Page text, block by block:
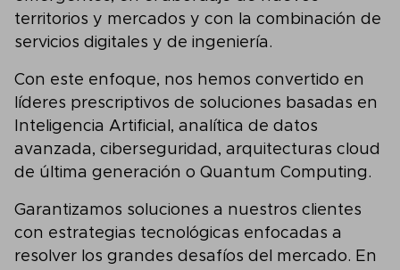
territorios y mercados y con la combinación de
servicios digitales y de ingeniería.
Con este enfoque, nos hemos convertido en
líderes prescriptivos de soluciones basadas en
Inteligencia Artificial, analítica de datos
avanzada, ciberseguridad, arquitecturas cloud
de última generación o Quantum Computing.
Garantizamos soluciones a nuestros clientes
con estrategias tecnológicas enfocadas a
resolver los grandes desafíos del mercado. En